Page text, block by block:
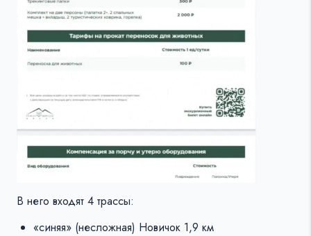
В него входят 4 трассы:
«синяя» (несложная) Новичок 1,9 км